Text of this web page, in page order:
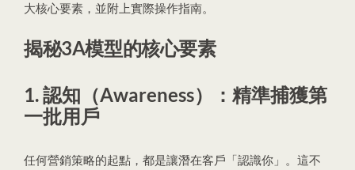
大核心要素，並附上實際操作指南。
揭秘3A模型的核心要素
1. 認知（Awareness）：精準捕獲第
一批用戶
任何營銷策略的起點，都是讓潛在客戶「認識你」。這不